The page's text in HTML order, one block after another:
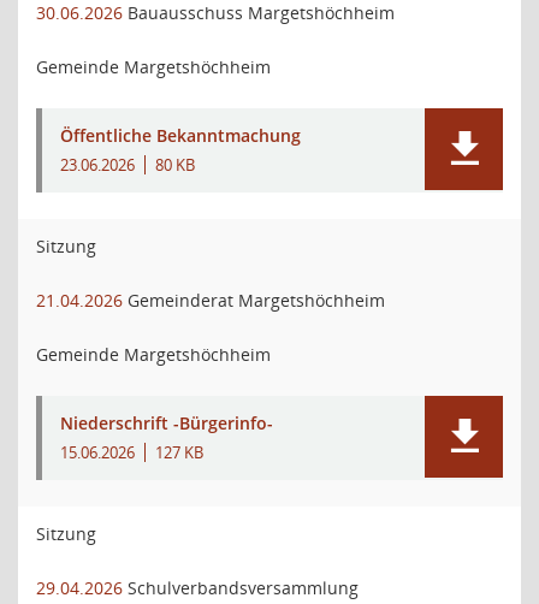
30.06.2026 Bauausschuss Margetshöchheim
Gemeinde Margetshöchheim
Öffentliche Bekanntmachung
23.06.2026 80 KB
Sitzung
21.04.2026 Gemeinderat Margetshöchheim
Gemeinde Margetshöchheim
Niederschrift -Bürgerinfo-
15.06.2026 127 KB
Sitzung
29.04.2026 Schulverbandsversammlung